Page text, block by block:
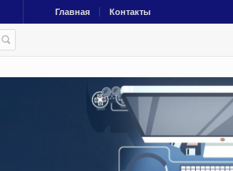
Главная Контакты